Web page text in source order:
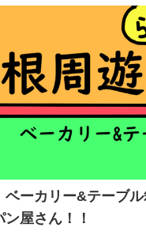
ベーカリー&テーブ
屋さん！！